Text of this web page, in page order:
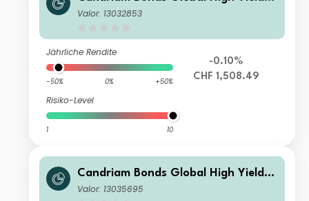
lass V CHF Hedged Capitalization
Valor: 13032853
Jährliche Rendite
-50% 0% +50%
Risiko-Level
1 10
-0.10%
CHF 1,508.49
Candriam Bonds Global High Yield C
lass R CHF Hedged Cap
Valor: 13035695